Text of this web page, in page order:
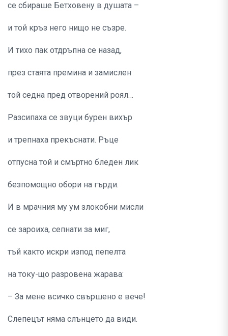
се сбираше Бетховену в душата –
и той кръз него нищо не съзре.
И тихо пак отдръпна се назад,
през стаята премина и замислен
той седна пред отворений роял…
Разсипаха се звуци бурен вихър
и трепнаха прекъснати. Ръце
отпусна той и смъртно бледен лик
безпомощно обори на гърди.
И в мрачния му ум злокобни мисли
се зароиха, сепнати за миг,
тъй както искри изпод пепелта
на току-що разровена жарава:
– За мене всичко свършено е вече!
Слепецът няма слънцето да види.